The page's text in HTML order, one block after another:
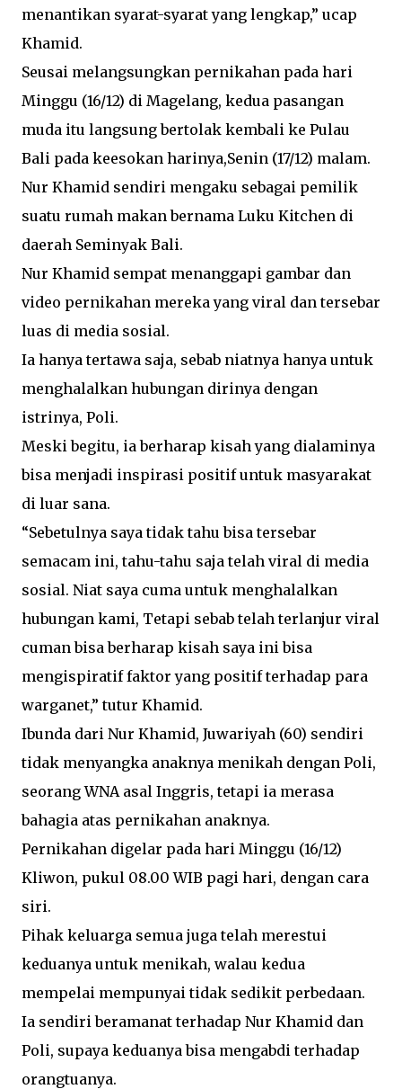
menantikan syarat-syarat yang lengkap,” ucap
Khamid.
Seusai melangsungkan pernikahan pada hari
Minggu (16/12) di Magelang, kedua pasangan
muda itu langsung bertolak kembali ke Pulau
Bali pada keesokan harinya,Senin (17/12) malam.
Nur Khamid sendiri mengaku sebagai pemilik
suatu rumah makan bernama Luku Kitchen di
daerah Seminyak Bali.
Nur Khamid sempat menanggapi gambar dan
video pernikahan mereka yang viral dan tersebar
luas di media sosial.
Ia hanya tertawa saja, sebab niatnya hanya untuk
menghalalkan hubungan dirinya dengan
istrinya, Poli.
Meski begitu, ia berharap kisah yang dialaminya
bisa menjadi inspirasi positif untuk masyarakat
di luar sana.
“Sebetulnya saya tidak tahu bisa tersebar
semacam ini, tahu-tahu saja telah viral di media
sosial. Niat saya cuma untuk menghalalkan
hubungan kami, Tetapi sebab telah terlanjur viral
cuman bisa berharap kisah saya ini bisa
mengispiratif faktor yang positif terhadap para
warganet,” tutur Khamid.
Ibunda dari Nur Khamid, Juwariyah (60) sendiri
tidak menyangka anaknya menikah dengan Poli,
seorang WNA asal Inggris, tetapi ia merasa
bahagia atas pernikahan anaknya.
Pernikahan digelar pada hari Minggu (16/12)
Kliwon, pukul 08.00 WIB pagi hari, dengan cara
siri.
Pihak keluarga semua juga telah merestui
keduanya untuk menikah, walau kedua
mempelai mempunyai tidak sedikit perbedaan.
Ia sendiri beramanat terhadap Nur Khamid dan
Poli, supaya keduanya bisa mengabdi terhadap
orangtuanya.